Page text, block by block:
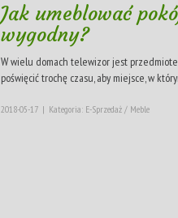
Jak umeblować
wygodny?
W wielu domach telewizor jest
poświęcić trochę czasu, aby miejsce, w
2018-05-17 | Kategoria: E-Sprzedaż / Meble